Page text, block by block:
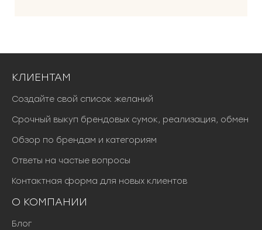
КЛИЕНТАМ
Создайте свой список желаний
Срочный выкуп брендовых сумок, реализация, обмен
Обзор по брендам и категориям
Ответы на частые вопросы
Контактная форма для новых клиентов
О КОМПАНИИ
Блог